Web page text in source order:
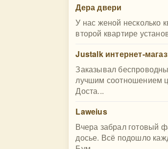
Дера двери
У нас женой несколько
второй квартире
Justalk интернет-
Заказывал
лучшим соотношением
Доста...
Laweius
Вчера забрал готовый
досье. Всё подошло